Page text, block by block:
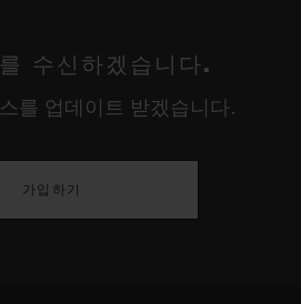
수신하겠습니다.
를 업데이트 받겠습니다.
가입하기